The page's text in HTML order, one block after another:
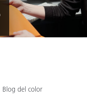
Blog del color